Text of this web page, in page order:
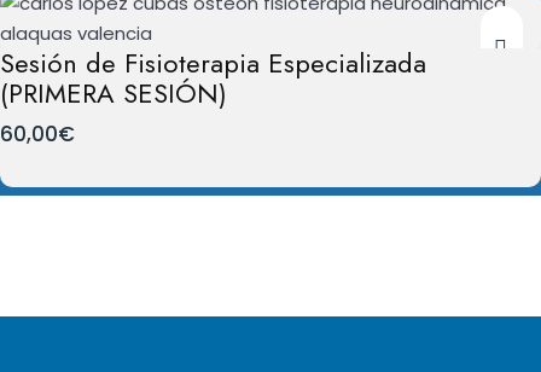
Sesión de Fisioterapia Especializada
(PRIMERA SESIÓN)
60,00€